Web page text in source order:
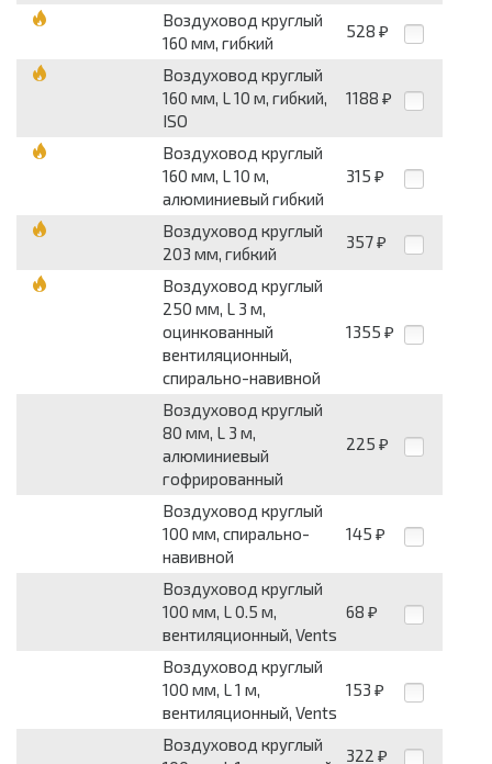
Воздуховод круглый
160 мм, гибкий
528 ₽
Воздуховод круглый
160 мм, L 10 м, гибкий,
ISO
1188 ₽
Воздуховод круглый
160 мм, L 10 м,
алюминиевый гибкий
315 ₽
Воздуховод круглый
203 мм, гибкий
357 ₽
Воздуховод круглый
250 мм, L 3 м,
оцинкованный
вентиляционный,
спирально-навивной
1355 ₽
Воздуховод круглый
80 мм, L 3 м,
алюминиевый
гофрированный
225 ₽
Воздуховод круглый
100 мм, спирально-
навивной
145 ₽
Воздуховод круглый
100 мм, L 0.5 м,
вентиляционный, Vents
68 ₽
Воздуховод круглый
100 мм, L 1 м,
вентиляционный, Vents
153 ₽
Воздуховод круглый
322 ₽